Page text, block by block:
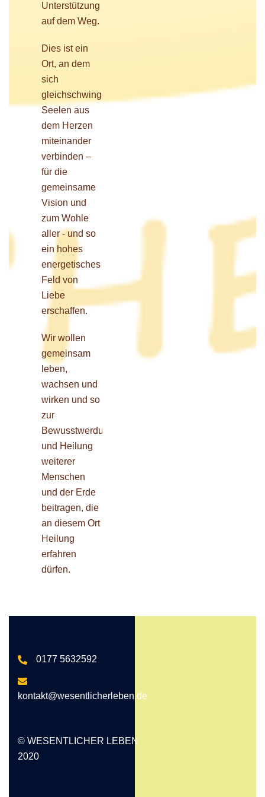
Unterstützung
auf dem Weg.
Dies ist ein
Ort, an dem
sich
gleichschwingende
Seelen aus
dem Herzen
miteinander
verbinden –
für die
gemeinsame
Vision und
zum Wohle
aller - und so
ein hohes
energetisches
Feld von
Liebe
erschaffen.
Wir wollen
gemeinsam
leben,
wachsen und
wirken und so
zur
Bewusstwerdung
und Heilung
weiterer
Menschen
und der Erde
beitragen, die
an diesem Ort
Heilung
erfahren
dürfen.
0177 5632592
kontakt@wesentlicherleben.de
© WESENTLICHER LEBEN
2020